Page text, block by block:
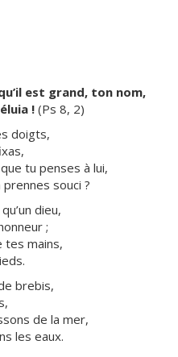
est grand, ton nom,
! (Ps 8, 2)
doigts,
tu penses à lui,
souci ?
dieu,
;
tes mains,
brebis,
de la mer,
les eaux.